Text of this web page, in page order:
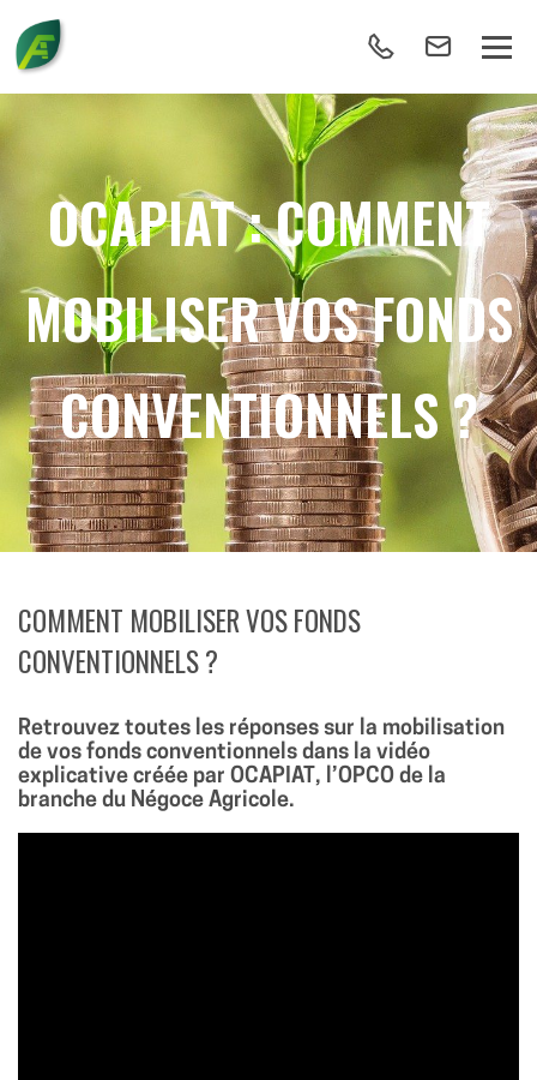
OCAPIAT : COMMENT
MOBILISER VOS FONDS
CONVENTIONNELS ?
COMMENT MOBILISER VOS FONDS
CONVENTIONNELS ?
Retrouvez toutes les réponses sur la mobilisation
de vos fonds conventionnels dans la vidéo
explicative créée par OCAPIAT, l’OPCO de la
branche du Négoce Agricole.